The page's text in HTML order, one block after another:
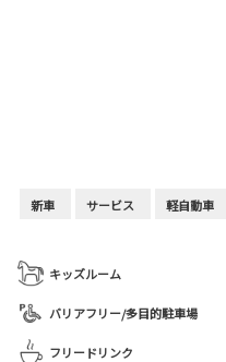
新車 サービス 軽自動車
キッズルーム
バリアフリー/多目的駐車場
フリードリンク